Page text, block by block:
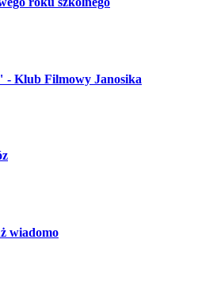
- Klub Filmowy Janosika
wiadomo